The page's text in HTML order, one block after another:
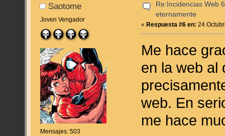
Saotome
Joven Vengador
Mensajes: 503
Re:Incidencias Web
eternamente
«Respuesta #6 en: 24
Me hace
en la web al
web. En
me hace